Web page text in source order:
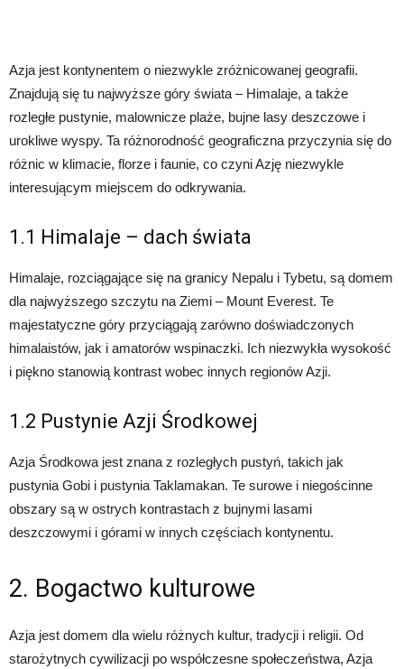
Azja jest kontynentem o niezwykle zróżnicowanej geografii.
Znajdują się tu najwyższe góry świata – Himalaje, a także
rozległe pustynie, malownicze plaże, bujne lasy deszczowe i
urokliwe wyspy. Ta różnorodność geograficzna przyczynia się do
różnic w klimacie, florze i faunie, co czyni Azję niezwykle
interesującym miejscem do odkrywania.
1.1 Himalaje – dach świata
Himalaje, rozciągające się na granicy Nepalu i Tybetu, są domem
dla najwyższego szczytu na Ziemi – Mount Everest. Te
majestatyczne góry przyciągają zarówno doświadczonych
himalaistów, jak i amatorów wspinaczki. Ich niezwykła wysokość
i piękno stanowią kontrast wobec innych regionów Azji.
1.2 Pustynie Azji Środkowej
Azja Środkowa jest znana z rozległych pustyń, takich jak
pustynia Gobi i pustynia Taklamakan. Te surowe i niegościnne
obszary są w ostrych kontrastach z bujnymi lasami
deszczowymi i górami w innych częściach kontynentu.
2. Bogactwo kulturowe
Azja jest domem dla wielu różnych kultur, tradycji i religii. Od
starożytnych cywilizacji po współczesne społeczeństwa, Azja